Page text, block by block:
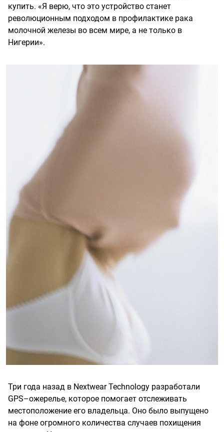
купить. «Я верю, что это устройство станет
революционным подходом в профилактике рака
молочной железы во всем мире, а не только в
Нигерии».
Три года назад в Nextwear Technology разработали
GPS–ожерелье, которое помогает отслеживать
местоположение его владельца. Оно было выпущено
на фоне огромного количества случаев похищения